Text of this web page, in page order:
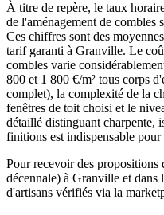
À titre de repère, le taux
de l'aménagement de combles
Ces chiffres sont des
tarif garanti à Granville. Le
combles varie
800 et 1 800 €/m² tous corps
complet), la complexité de la
fenêtres de toit choisi et le
détaillé distinguant charpente,
finitions est indispensable
Pour recevoir des
décennale) à Granville et dans
d'artisans vérifiés via la